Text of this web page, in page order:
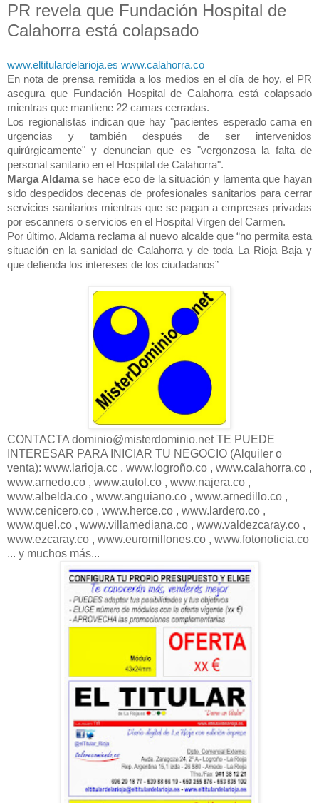
PR revela que Fundación Hospital de
Calahorra está colapsado
www.eltitulardelarioja.es www.calahorra.co
En nota de prensa remitida a los medios en el día de hoy, el PR
asegura que Fundación Hospital de Calahorra está colapsado
mientras que mantiene 22 camas cerradas.
Los regionalistas indican que hay "pacientes esperado cama en
urgencias y también después de ser intervenidos
quirúrgicamente" y denuncian que es "vergonzosa la falta de
personal sanitario en el Hospital de Calahorra".
Marga Aldamase hace eco de la situación y lamenta que hayan
sido despedidos decenas de profesionales sanitarios para cerrar
servicios sanitarios mientras que se pagan a empresas privadas
por escanners o servicios en el Hospital Virgen del Carmen.
Por último, Aldama reclama al nuevo alcalde que “no permita esta
situación en la sanidad de Calahorra y de toda La RiojaBajay
que defienda los intereses de los ciudadanos”
CONTACTA dominio@misterdominio.net TE PUEDE
INTERESAR PARA INICIAR TU NEGOCIO (Alquiler o
venta): www.larioja.cc , www.logroño.co , www.calahorra.co ,
www.arnedo.co , www.autol.co , www.najera.co ,
www.albelda.co , www.anguiano.co , www.arnedillo.co ,
www.cenicero.co , www.herce.co , www.lardero.co ,
www.quel.co , www.villamediana.co , www.valdezcaray.co ,
www.ezcaray.co , www.euromillones.co , www.fotonoticia.co
... y muchos más...